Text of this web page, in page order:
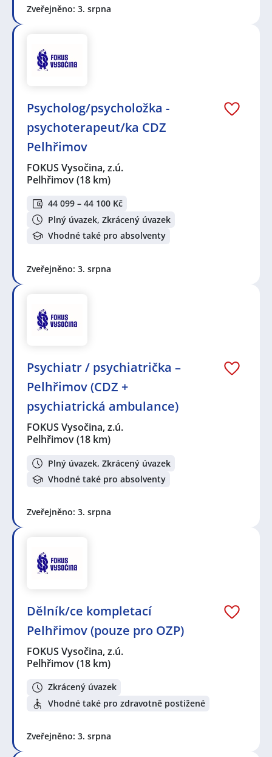
Zveřejněno: 3. srpna
Psycholog/psycholožka -
psychoterapeut/ka CDZ
Pelhřimov
FOKUS Vysočina, z.ú.
Pelhřimov(18 km)
44 099 – 44 100 Kč
Plný úvazek, Zkrácený úvazek
Vhodné také pro absolventy
Zveřejněno: 3. srpna
Psychiatr / psychiatrička –
Pelhřimov (CDZ +
psychiatrická ambulance)
FOKUS Vysočina, z.ú.
Pelhřimov(18 km)
Plný úvazek, Zkrácený úvazek
Vhodné také pro absolventy
Zveřejněno: 3. srpna
Dělník/ce kompletací
Pelhřimov (pouze pro OZP)
FOKUS Vysočina, z.ú.
Pelhřimov(18 km)
Zkrácený úvazek
Vhodné také pro zdravotně postižené
Zveřejněno: 3. srpna